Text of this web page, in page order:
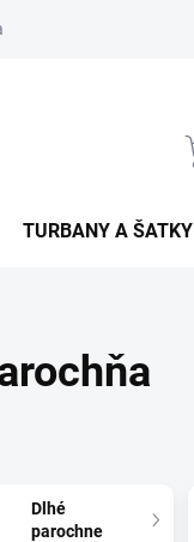
osobných údajov
TURBANY A ŠATKY
Dlhé
parochne